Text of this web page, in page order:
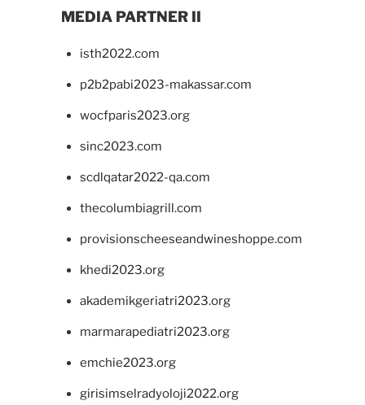
MEDIA PARTNER II
isth2022.com
p2b2pabi2023-makassar.com
wocfparis2023.org
sinc2023.com
scdlqatar2022-qa.com
thecolumbiagrill.com
provisionscheeseandwineshoppe.com
khedi2023.org
akademikgeriatri2023.org
marmarapediatri2023.org
emchie2023.org
girisimselradyoloji2022.org